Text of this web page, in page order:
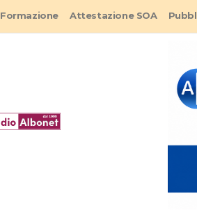
Formazione Attestazione SOA